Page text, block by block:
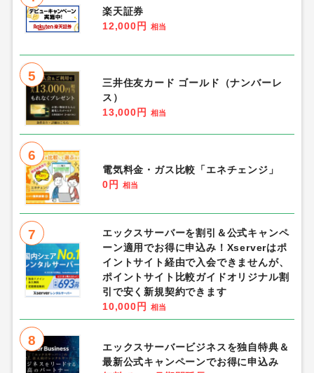
楽天証券
12,000円
相当
5
三井住友カード ゴールド（ナンバーレ
ス）
13,000円
相当
6
電気料金・ガス比較「エネチェンジ」
0円
相当
7
エックスサーバーを割引＆公式キャンペ
ーン適用でお得に申込み！Xserverはポ
イントサイト経由で入会できませんが、
ポイントサイト比較ガイドオリジナル割
引で安く新規契約できます
10,000円
相当
8
エックスサーバービジネスを独自特典＆
最新公式キャンペーンでお得に申込み